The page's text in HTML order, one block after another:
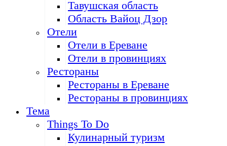
Тавушская область
Область Вайоц Дзор
Отели
Отели в Ереване
Отели в провинциях
Рестораны
Рестораны в Ереване
Рестораны в провинциях
Тема
Things To Do
Кулинарный туризм